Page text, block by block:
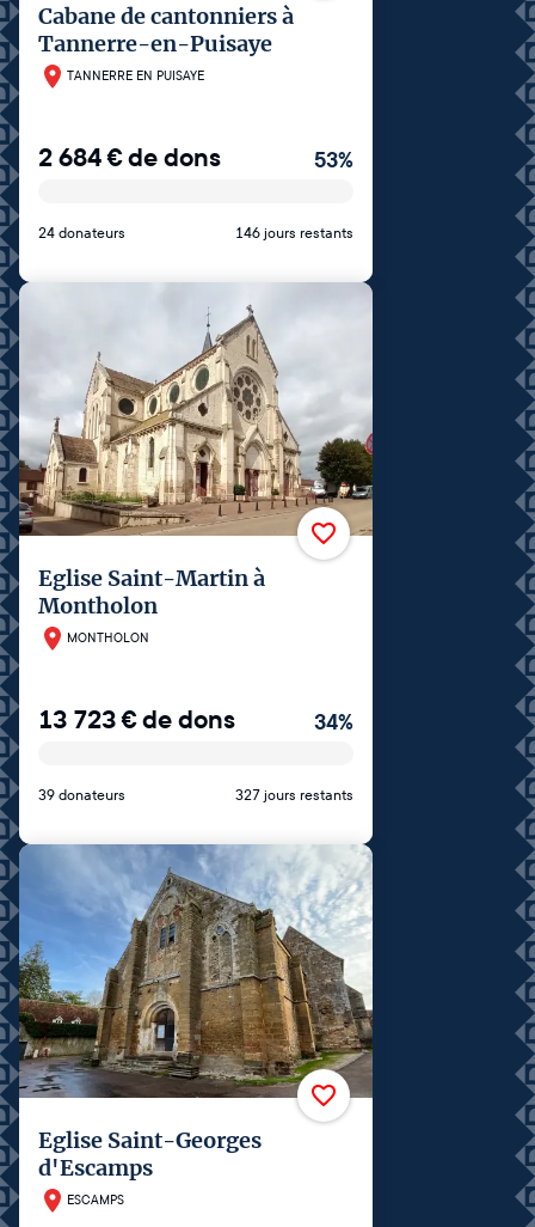
Cabane de cantonniers à
Tannerre-en-Puisaye
TANNERRE EN PUISAYE
2 684€de dons 53%
24 donateurs 146 jours restants
Eglise Saint-Martin à
Montholon
MONTHOLON
13 723€de dons 34%
39 donateurs 327 jours restants
Eglise Saint-Georges
d'Escamps
ESCAMPS